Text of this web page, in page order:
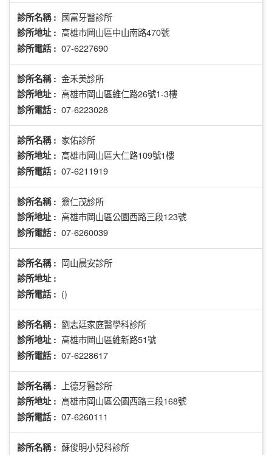
診所名稱 : 國富牙醫診所
診所地址 : 高雄市岡山區中山南路470號
診所電話 : 07-6227690
診所名稱 : 金禾美診所
診所地址 : 高雄市岡山區維仁路26號1-3樓
診所電話 : 07-6223028
診所名稱 : 家佑診所
診所地址 : 高雄市岡山區大仁路109號1樓
診所電話 : 07-6211919
診所名稱 : 翁仁茂診所
診所地址 : 高雄市岡山區公園西路三段123號
診所電話 : 07-6260039
診所名稱 : 岡山晨安診所
診所地址 :
診所電話 : ()
診所名稱 : 劉志廷家庭醫學科診所
診所地址 : 高雄市岡山區維新路51號
診所電話 : 07-6228617
診所名稱 : 上德牙醫診所
診所地址 : 高雄市岡山區公園西路三段168號
診所電話 : 07-6260111
診所名稱 : 蘇俊明小兒科診所